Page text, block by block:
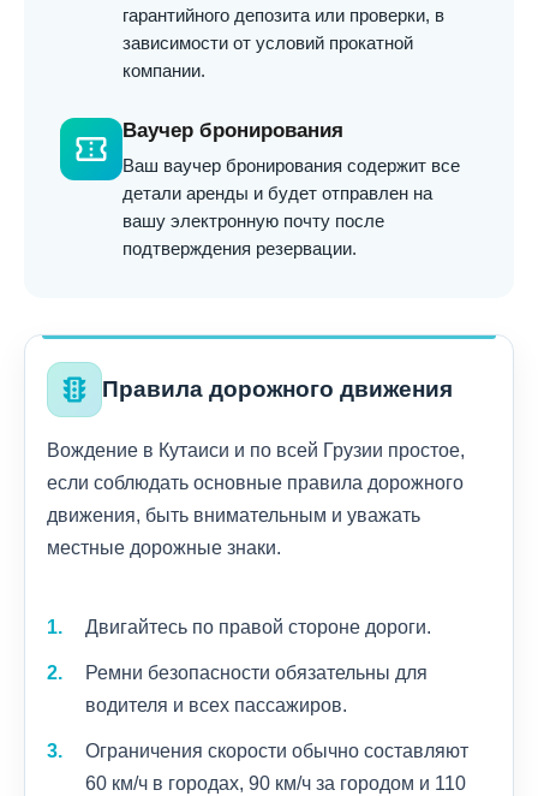
гарантийного депозита или проверки, в
зависимости от условий прокатной
компании.
confirmation_number
Ваучер бронирования
Ваш ваучер бронирования содержит все
детали аренды и будет отправлен на
вашу электронную почту после
подтверждения резервации.
traffic Правила дорожного движения
Вождение в Кутаиси и по всей Грузии простое,
если соблюдать основные правила дорожного
движения, быть внимательным и уважать
местные дорожные знаки.
Двигайтесь по правой стороне дороги.
Ремни безопасности обязательны для
водителя и всех пассажиров.
Ограничения скорости обычно составляют
60 км/ч в городах, 90 км/ч за городом и 110